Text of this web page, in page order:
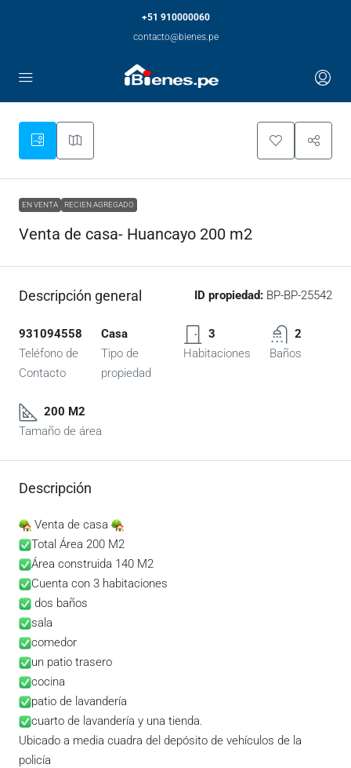
+51 910000060
contacto@bienes.pe
EN VENTA RECIEN AGREGADO
Venta de casa- Huancayo 200 m2
Descripción general ID propiedad: BP-BP-25542
931094558
Teléfono de
Contacto
Casa
Tipo de
propiedad
3
Habitaciones
2
Baños
200 M2
Tamaño de área
Descripción
Venta de casa
Total Área 200 M2
Área construida 140 M2
Cuenta con 3 habitaciones
dos baños
sala
comedor
un patio trasero
cocina
patio de lavandería
cuarto de lavandería y una tienda.
Ubicado a media cuadra del depósito de vehículos de la
policía